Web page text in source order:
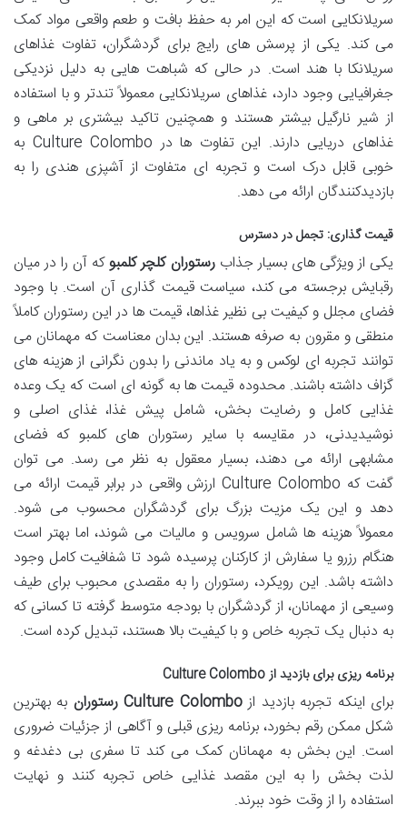
سریلانکایی است که این امر به حفظ بافت و طعم واقعی مواد کمک
می کند. یکی از پرسش های رایج برای گردشگران، تفاوت غذاهای
سریلانکا با هند است. در حالی که شباهت هایی به دلیل نزدیکی
جغرافیایی وجود دارد، غذاهای سریلانکایی معمولاً تندتر و با استفاده
از شیر نارگیل بیشتر هستند و همچنین تاکید بیشتری بر ماهی و
غذاهای دریایی دارند. این تفاوت ها در Culture Colombo به
خوبی قابل درک است و تجربه ای متفاوت از آشپزی هندی را به
بازدیدکنندگان ارائه می دهد.
قیمت گذاری: تجمل در دسترس
یکی از ویژگی های بسیار جذابرستوران کلچر کلمبوکه آن را در میان
رقبایش برجسته می کند، سیاست قیمت گذاری آن است. با وجود
فضای مجلل و کیفیت بی نظیر غذاها، قیمت ها در این رستوران کاملاً
منطقی و مقرون به صرفه هستند. این بدان معناست که مهمانان می
توانند تجربه ای لوکس و به یاد ماندنی را بدون نگرانی از هزینه های
گزاف داشته باشند. محدوده قیمت ها به گونه ای است که یک وعده
غذایی کامل و رضایت بخش، شامل پیش غذا، غذای اصلی و
نوشیدیدنی، در مقایسه با سایر رستوران های کلمبو که فضای
مشابهی ارائه می دهند، بسیار معقول به نظر می رسد. می توان
گفت که Culture Colombo ارزش واقعی در برابر قیمت ارائه می
دهد و این یک مزیت بزرگ برای گردشگران محسوب می شود.
معمولاً هزینه ها شامل سرویس و مالیات می شوند، اما بهتر است
هنگام رزرو یا سفارش از کارکنان پرسیده شود تا شفافیت کامل وجود
داشته باشد. این رویکرد، رستوران را به مقصدی محبوب برای طیف
وسیعی از مهمانان، از گردشگران با بودجه متوسط گرفته تا کسانی که
به دنبال یک تجربه خاص و با کیفیت بالا هستند، تبدیل کرده است.
برنامه ریزی برای بازدید از Culture Colombo
برای اینکه تجربه بازدید ازCulture Colombo رستوران
به بهترین
شکل ممکن رقم بخورد، برنامه ریزی قبلی و آگاهی از جزئیات ضروری
است. این بخش به مهمانان کمک می کند تا سفری بی دغدغه و
لذت بخش را به این مقصد غذایی خاص تجربه کنند و نهایت
استفاده را از وقت خود ببرند.